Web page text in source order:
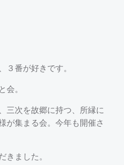
３番が好きです。
会。
三次を故郷に持つ、所縁に
が集まる会。今年も開催さ
きました。